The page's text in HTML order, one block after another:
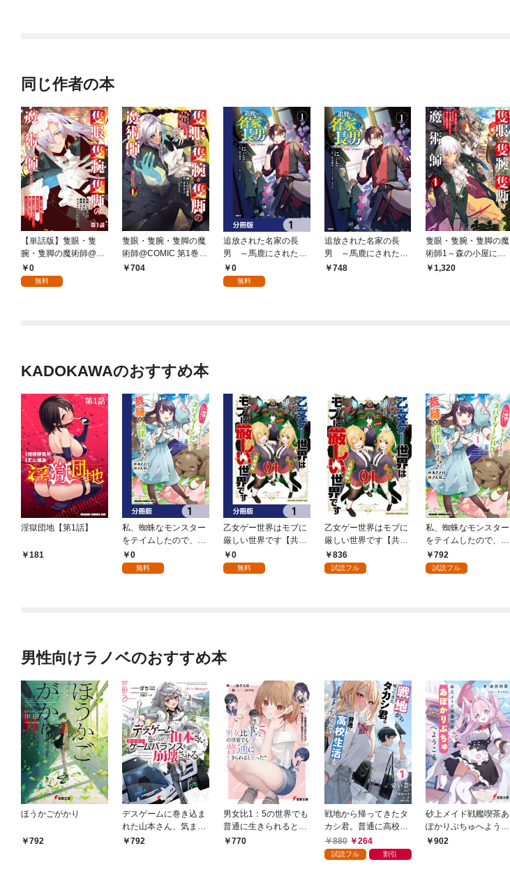
同じ作者の本
【単話版】隻眼・隻
腕・隻脚の魔術師@C
OMIC 第1話 ～森の小
屋に籠っていたら早20
0
無料
隻眼・隻腕・隻脚の魔
術師@COMIC 第1巻～
森の小屋に籠っていた
704
追放された名家の長
男 ～馬鹿にされたハ
ズレスキルで最強へと
昇り詰める～ 【分冊
0
無料
追放された名家の長
男 ～馬鹿にされたハ
ズレスキルで最強へと
748
隻眼・隻腕・隻脚の魔
術師1～森の小屋に籠
っていたら早2000年。
1,320
KADOKAWAのおすすめ本
淫獄団地【第1話】
181
私、蜘蛛なモンスター
をテイムしたので、ス
パイダーシルクで裁縫
を頑張ります！【分冊
0
無料
乙女ゲー世界はモブに
厳しい世界です【共和
国編】【分冊版】 1
0
無料
乙女ゲー世界はモブに
厳しい世界です【共和
国編】 ０１
836
試読フル
私、蜘蛛なモンスター
をテイムしたので、ス
パイダーシルクで裁縫
を頑張ります！ 1
792
試読フル
男性向けラノベのおすすめ本
ほうかごがかり
792
デスゲームに巻き込ま
れた山本さん、気まま
にゲームバランスを崩
792
男女比1：5の世界でも
普通に生きられると思
った？ ～激重感情な
770
戦地から帰ってきたタ
カシ君。普通に高校生
活を送りたい【電子版
特典付】１
880 264
試読フル 割引
砂上メイド戦艦喫茶あ
ぽかりぷちゅへようこ
そ902